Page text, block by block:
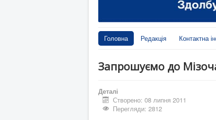
Головна Редакція Контактна
Запрошуємо до
Деталі
Створено: 08 липня 2011
Перегляди: 2812